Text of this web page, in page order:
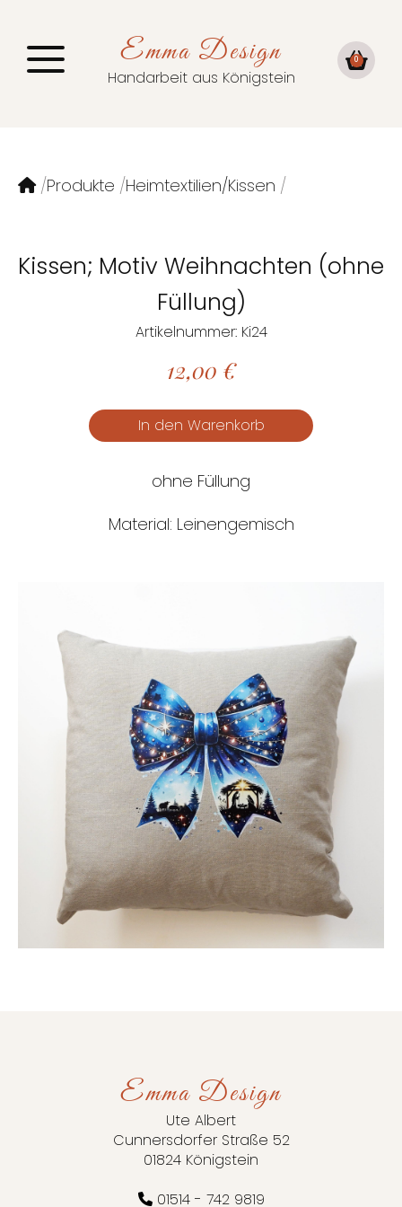
Emma Design
Handarbeit aus Königstein
0
Produkte Heimtextilien/Kissen
Kissen; Motiv Weihnachten (ohne
Füllung)
Artikelnummer: Ki24
12,00 €
ohne Füllung
Material: Leinengemisch
Emma Design
Ute Albert
Cunnersdorfer Straße 52
01824 Königstein
01514 - 742 9819